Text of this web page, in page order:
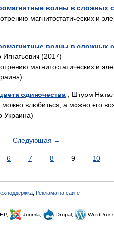
волны в сложных
магнитостатических и
волны в сложных
(2017)
магнитостатических и
одиночества , Штурм
влюбиться, а можно его
Украина)
Следующая →
6 7 8 9 10
Реклама на сайте
Joomla, Drupal,